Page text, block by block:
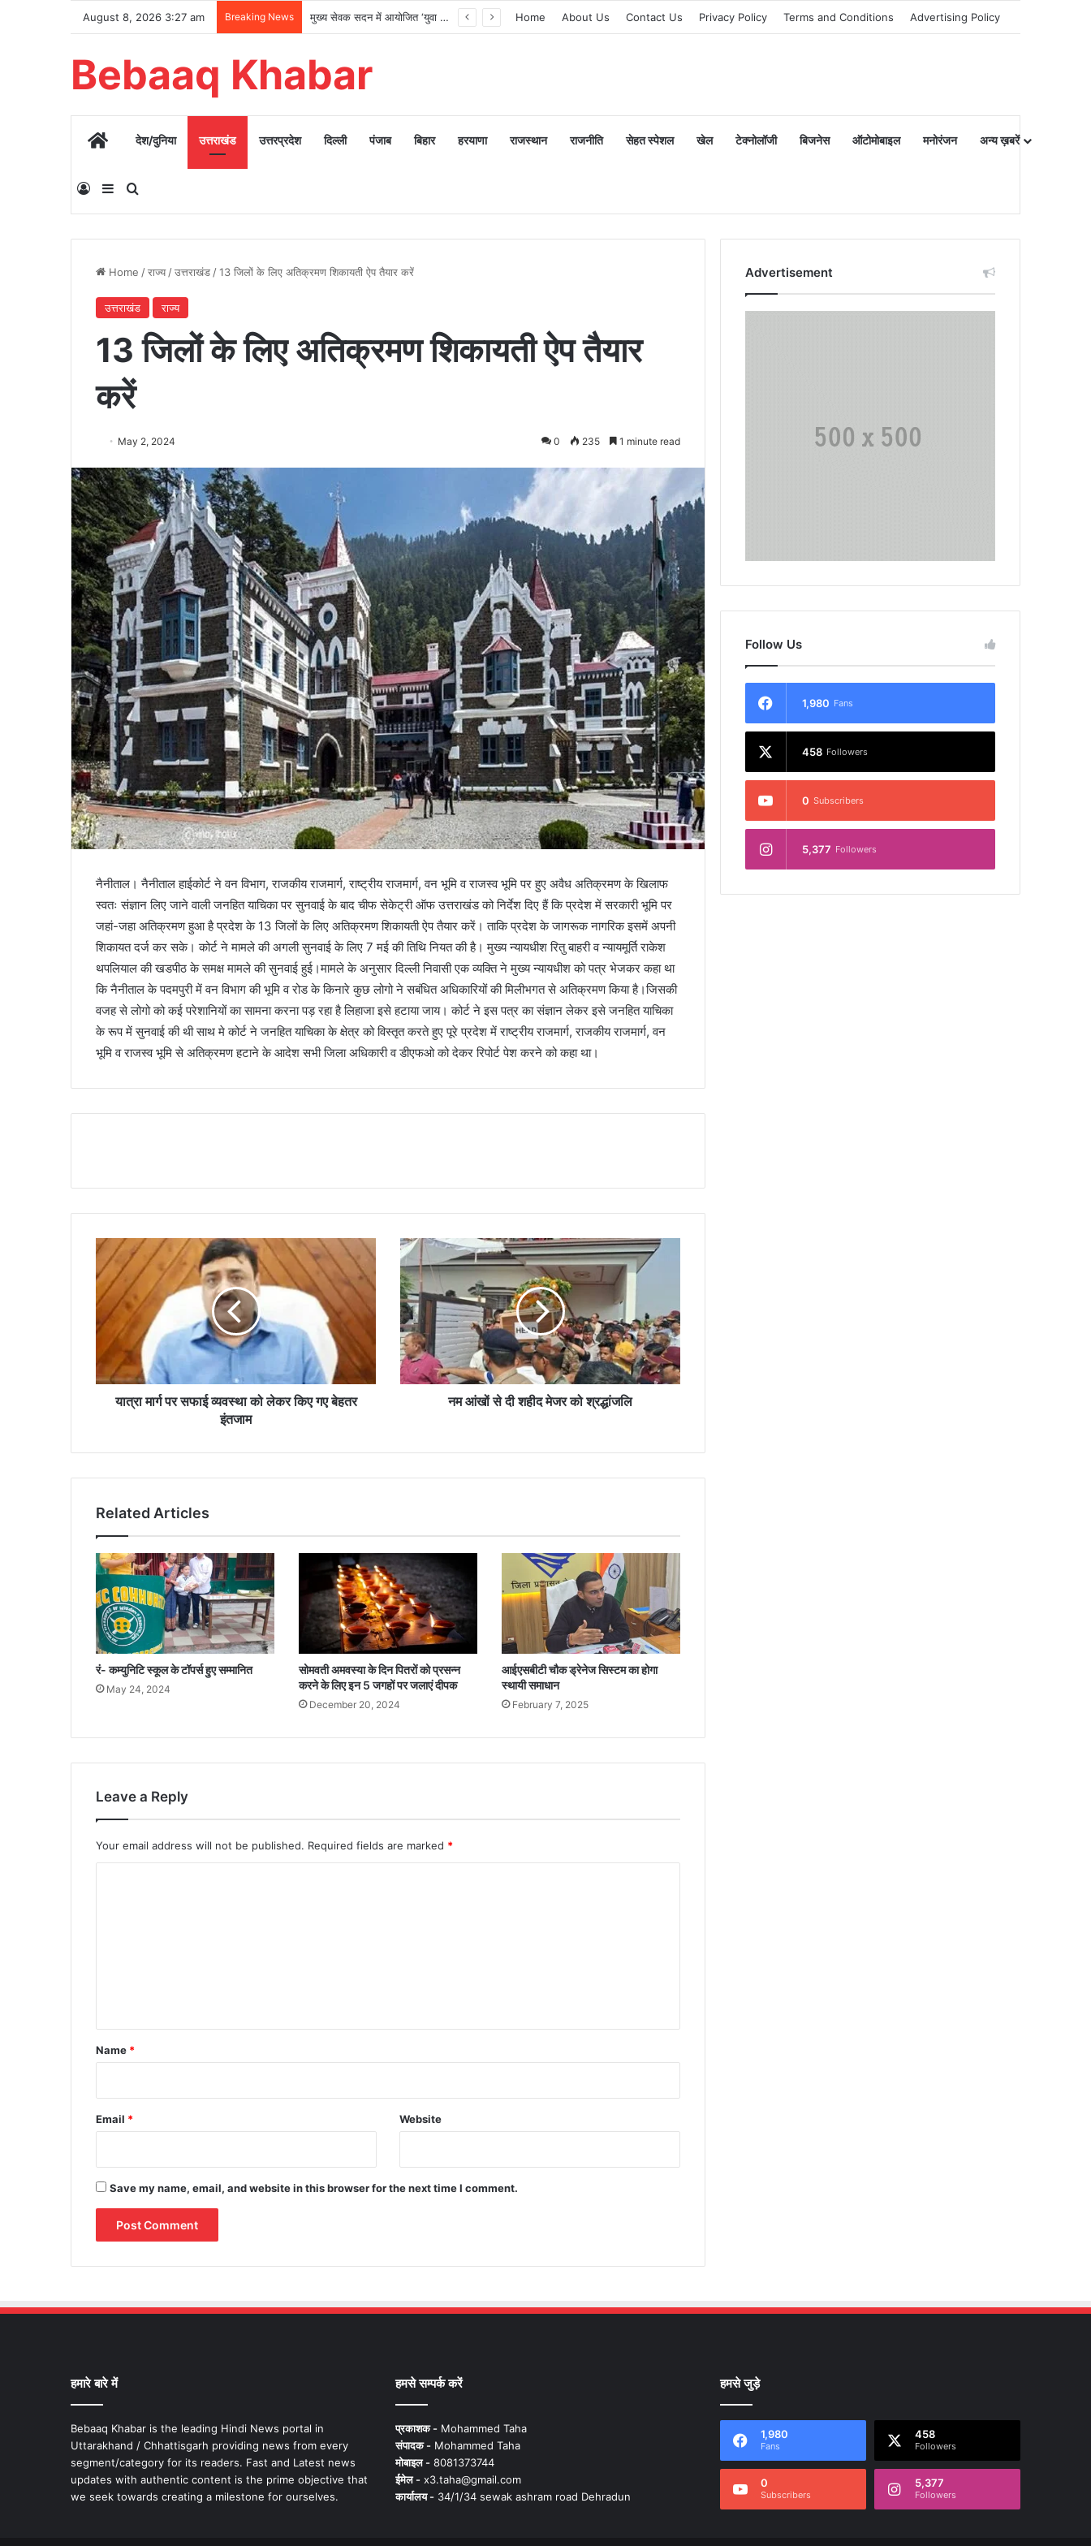
August 8, 2026 3:27 am Breaking News मुख्य सेवक सदन में आयोजित ‘युवा शक्ति संवाद’ में युवाओं ने साझा किए विचार, मुख्यमंत्री धामी बोले— युवाओं के सपनों को साकार करना सरकार की सर्वोच्च प्राथमिकता Home About Us Contact Us Privacy Policy Terms and Conditions Advertising Policy
Bebaaq Khabar
Homeदेश/दुनिया उत्तराखंड उत्तरप्रदेश दिल्ली पंजाब बिहार हरयाणा राजस्थान राजनीति सेहत स्पेशल खेल टेक्नोलॉजी बिजनेस ऑटोमोबाइल मनोरंजन अन्य ख़बरें
Log InSidebarSearch for
Home /राज्य /उत्तराखंड /13 जिलों के लिए अतिक्रमण शिकायती ऐप तैयार करें
उत्तराखंड राज्य
13 जिलों के लिए अतिक्रमण शिकायती ऐप तैयार
करें
May 2, 2024 0 235 1 minute read
नैनीताल। नैनीताल हाईकोर्ट ने वन विभाग, राजकीय राजमार्ग, राष्ट्रीय राजमार्ग, वन भूमि व राजस्व भूमि पर हुए अवैध अतिक्रमण के खिलाफ
स्वतः संज्ञान लिए जाने वाली जनहित याचिका पर सुनवाई के बाद चीफ सेकेट्री ऑफ उत्तराखंड को निर्देश दिए हैं कि प्रदेश में सरकारी भूमि पर
जहां-जहा अतिक्रमण हुआ है प्रदेश के 13 जिलों के लिए अतिक्रमण शिकायती ऐप तैयार करें। ताकि प्रदेश के जागरूक नागरिक इसमें अपनी
शिकायत दर्ज कर सके। कोर्ट ने मामले की अगली सुनवाई के लिए 7 मई की तिथि नियत की है। मुख्य न्यायधीश रितु बाहरी व न्यायमूर्ति राकेश
थपलियाल की खडपीठ के समक्ष मामले की सुनवाई हुई।मामले के अनुसार दिल्ली निवासी एक व्यक्ति ने मुख्य न्यायधीश को पत्र भेजकर कहा था
कि नैनीताल के पदमपुरी में वन विभाग की भूमि व रोड के किनारे कुछ लोगो ने सबंधित अधिकारियों की मिलीभगत से अतिक्रमण किया है।जिसकी
वजह से लोगो को कई परेशानियों का सामना करना पड़ रहा है लिहाजा इसे हटाया जाय। कोर्ट ने इस पत्र का संज्ञान लेकर इसे जनहित याचिका
के रूप में सुनवाई की थी साथ मे कोर्ट ने जनहित याचिका के क्षेत्र को विस्तृत करते हुए पूरे प्रदेश में राष्ट्रीय राजमार्ग, राजकीय राजमार्ग, वन
भूमि व राजस्व भूमि से अतिक्रमण हटाने के आदेश सभी जिला अधिकारी व डीएफओ को देकर रिपोर्ट पेश करने को कहा था।
यात्रा मार्ग पर सफाई व्यवस्था को लेकर किए गए बेहतर
इंतजाम
नम आंखों से दी शहीद मेजर को श्रद्धांजलि
Related Articles
रं- कम्युनिटि स्कूल के टॉपर्स हुए सम्मानित
May 24, 2024
सोमवती अमवस्या के दिन पितरों को प्रसन्न
करने के लिए इन 5 जगहों पर जलाएं दीपक
December 20, 2024
आईएसबीटी चौक ड्रेनेज सिस्टम का होगा
स्थायी समाधान
February 7, 2025
Leave a Reply
Your email address will not be published. Required fields are marked *
*
Name *
Email * Website
Save my name, email, and website in this browser for the next time I comment.
Advertisement
Follow Us
1,980 Fans
458 Followers
0 Subscribers
5,377 Followers
हमारे बारे में
Bebaaq Khabar is the leading Hindi News portal in
Uttarakhand / Chhattisgarh providing news from every
segment/category for its readers. Fast and Latest news
updates with authentic content is the prime objective that
we seek towards creating a milestone for ourselves.
हमसे सम्पर्क करें
प्रकाशक -Mohammed Taha
संपादक -Mohammed Taha
मोबाइल -8081373744
ईमेल -x3.taha@gmail.com
कार्यालय -34/1/34 sewak ashram road Dehradun
हमसे जुड़े
1,980
Fans
458
Followers
0
Subscribers
5,377
Followers